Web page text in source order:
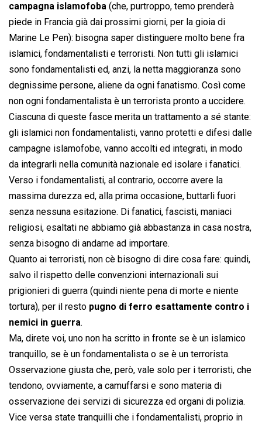
campagna islamofoba (che, purtroppo, temo prenderà
piede in Francia già dai prossimi giorni, per la gioia di
Marine Le Pen): bisogna saper distinguere molto bene fra
islamici, fondamentalisti e terroristi. Non tutti gli islamici
sono fondamentalisti ed, anzi, la netta maggioranza sono
degnissime persone, aliene da ogni fanatismo. Così come
non ogni fondamentalista è un terrorista pronto a uccidere.
Ciascuna di queste fasce merita un trattamento a sé stante:
gli islamici non fondamentalisti, vanno protetti e difesi dalle
campagne islamofobe, vanno accolti ed integrati, in modo
da integrarli nella comunità nazionale ed isolare i fanatici.
Verso i fondamentalisti, al contrario, occorre avere la
massima durezza ed, alla prima occasione, buttarli fuori
senza nessuna esitazione. Di fanatici, fascisti, maniaci
religiosi, esaltati ne abbiamo già abbastanza in casa nostra,
senza bisogno di andarne ad importare.
Quanto ai terroristi, non cè bisogno di dire cosa fare: quindi,
salvo il rispetto delle convenzioni internazionali sui
prigionieri di guerra (quindi niente pena di morte e niente
tortura), per il resto pugno di ferro esattamente contro i
nemici in guerra.
Ma, direte voi, uno non ha scritto in fronte se è un islamico
tranquillo, se è un fondamentalista o se è un terrorista.
Osservazione giusta che, però, vale solo per i terroristi, che
tendono, ovviamente, a camuffarsi e sono materia di
osservazione dei servizi di sicurezza ed organi di polizia.
Vice versa state tranquilli che i fondamentalisti, proprio in